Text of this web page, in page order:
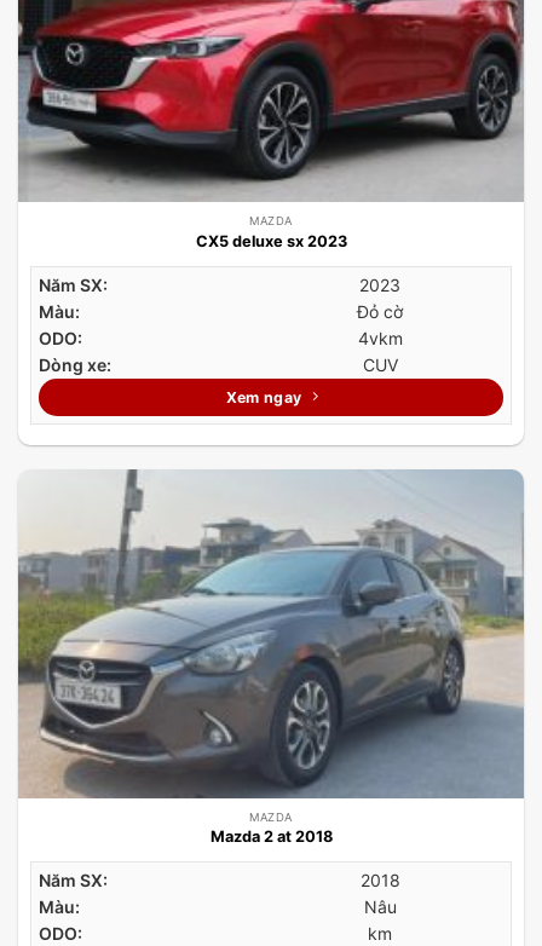
MAZDA
CX5 deluxe sx 2023
Năm SX:
2023
Màu:
Đỏ cờ
ODO:
4vkm
Dòng xe:
CUV
Xem ngay
MAZDA
Mazda 2 at 2018
Năm SX:
2018
Màu:
Nâu
ODO:
km